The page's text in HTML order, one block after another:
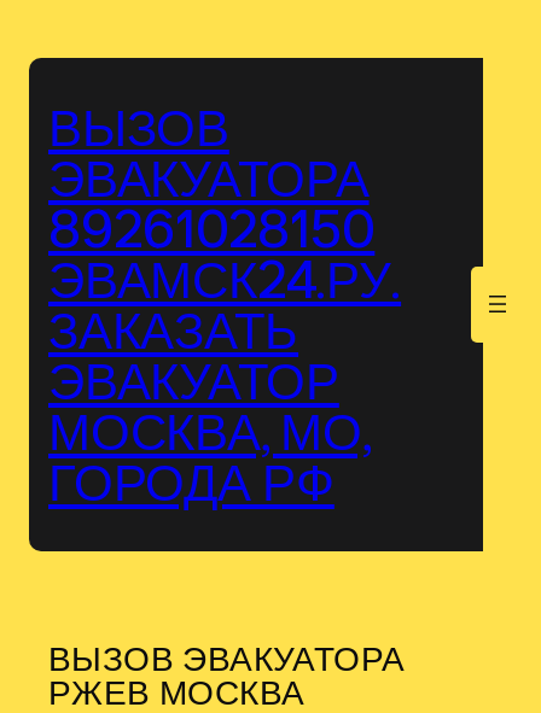
ВЫЗОВ
ЭВАКУАТОРА
89261028150
ЭВАМСК24.РУ.
ЗАКАЗАТЬ
ЭВАКУАТОР
МОСКВА, МО,
ГОРОДА РФ
ВЫЗОВ ЭВАКУАТОРА
РЖЕВ МОСКВА